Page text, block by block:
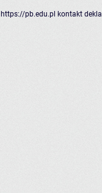
https://pb.edu.pl kontakt